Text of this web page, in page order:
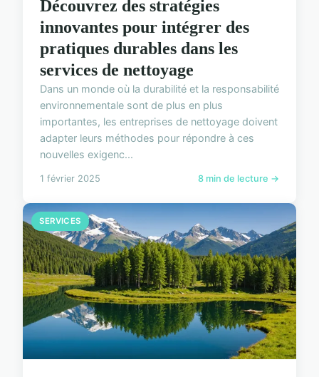
Découvrez des stratégies
innovantes pour intégrer des
pratiques durables dans les
services de nettoyage
Dans un monde où la durabilité et la responsabilité
environnementale sont de plus en plus
importantes, les entreprises de nettoyage doivent
adapter leurs méthodes pour répondre à ces
nouvelles exigenc...
1 février 2025 8 min de lecture →
SERVICES